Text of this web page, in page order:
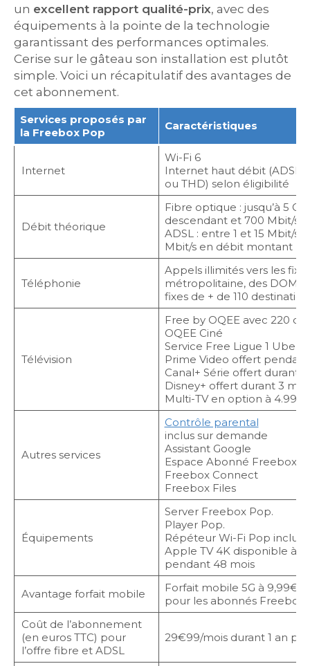
un excellent rapport qualité-prix, avec des
équipements à la pointe de la technologie
garantissant des performances optimales.
Cerise sur le gâteau son installation est plutôt
simple. Voici un récapitulatif des avantages de
cet abonnement.
Services proposés par
la Freebox Pop
Caractéristiques
Internet
Wi-Fi 6
Internet haut débit (ADSL)
ou THD) selon éligibilité
Débit théorique
Fibre optique : jusqu’à 5
descendant et 700 Mbit/s
ADSL : entre 1 et 15 Mbit/s
Mbit/s en débit montant
Téléphonie
Appels illimités vers les
métropolitaine, des DOM,
fixes de + de 110
Télévision
Free by OQEE avec 220
OQEE Ciné
Service Free Ligue 1
Prime Video offert
Canal+ Série offert durant 1
Disney+ offert durant 3
Multi-TV en option à
Autres services
Contrôle parental
inclus sur demande
Assistant Google
Espace Abonné Freebox
Freebox Connect
Freebox Files
Équipements
Server Freebox Pop.
Player Pop.
Répéteur Wi-Fi Pop inclus
Apple TV 4K disponible à
pendant 48 mois
Avantage forfait mobile
Forfait mobile 5G à 9,99€/
pour les abonnés Freebox
Coût de l’abonnement
(en euros TTC) pour
l’offre fibre et ADSL
29€99/mois durant 1 an